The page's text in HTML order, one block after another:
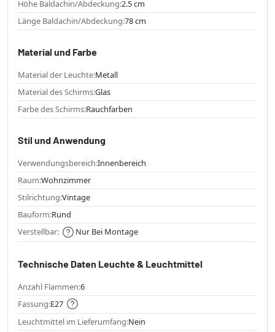
Höhe Baldachin/Abdeckung:2.5 cm
Länge Baldachin/Abdeckung:78 cm
Material und Farbe
Material der Leuchte:Metall
Material des Schirms:Glas
Farbe des Schirms:Rauchfarben
Stil und Anwendung
Verwendungsbereich:Innenbereich
Raum:Wohnzimmer
Stilrichtung:Vintage
Bauform:Rund
Verstellbar:
Nur Bei Montage
Technische Daten Leuchte & Leuchtmittel
Anzahl Flammen:6
Fassung:E27
Leuchtmittel im Lieferumfang:Nein